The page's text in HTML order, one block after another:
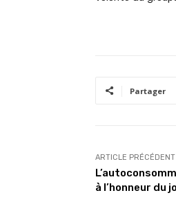
Partager
ARTICLE PRÉCÉDENT
à l’honneur du